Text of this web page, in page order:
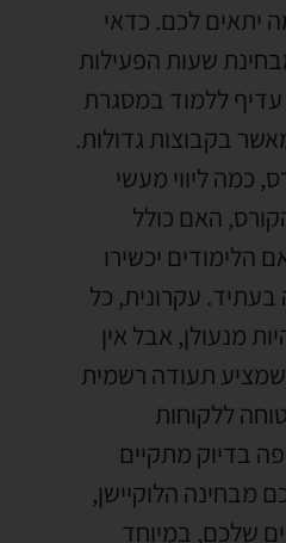
יתאים לכם. כדאי
שעות הפעילות
עדיף ללמוד במסגרת
בקבוצות גדולות.
, כמה ליווי מעשי
, האם כולל
הלימודים יכשירו
בעתיד. עקרונית, כל
מנעולן, אבל אין
תעודה רשמית
ללקוחות
בדיוק מתקיים
מבחינה הלוקיישן,
שלכם, במיוחד